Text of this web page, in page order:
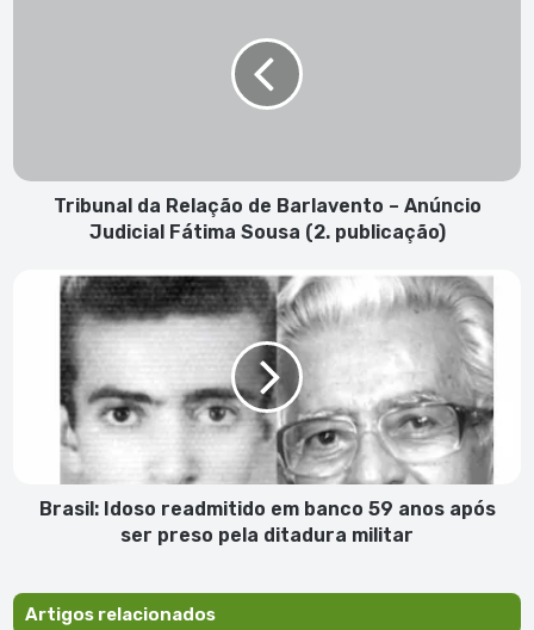
Fátima
SousaTribunal da Relação de Barlavento – Anúncio
Judicial Fátima Sousa (2. publicação)
readmitido
presoBrasil: Idoso readmitido em banco 59 anos após
ser preso pela ditadura militar
Artigos relacionados